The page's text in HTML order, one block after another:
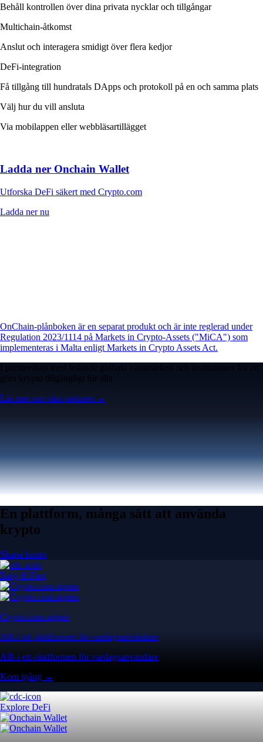
Behåll kontrollen över dina privata nycklar och tillgångar
Multichain-åtkomst
Anslut och interagera smidigt över flera kedjor
DeFi-integration
Få tillgång till hundratals DApps och protokoll på en och samma plats
Välj hur du vill ansluta
Via mobilappen eller webbläsartillägget
Ladda ner Onchain Wallet
Utforska DeFi säkert med Crypto.com
Ladda ner nu
OnChain-plånboken är en separat produkt och är inte reglerad under
Regulation 2023/1114 på Markets in Crypto-Assets ("MiCA") som
implementeras i Malta enligt Markets in Crypto Assets Act.
I partnerskap med ledande globala varumärken och institutioner för att
göra krypto tillgängligt för alla
Läs mer om våra partners →
En plattform, många sätt att använda
krypto
Skapa konto
Easy & Fast
Crypto.com-appen
Allt-i-ett-plattformen för vardagsanvändare
Allt-i-ett-plattformen för vardagsanvändare
Kom igång →
Explore DeFi